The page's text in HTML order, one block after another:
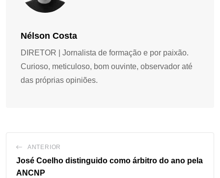
Nélson Costa
DIRETOR | Jornalista de formação e por paixão.
Curioso, meticuloso, bom ouvinte, observador até
das próprias opiniões.
ANTERIOR
José Coelho distinguido como árbitro do ano pela
ANCNP